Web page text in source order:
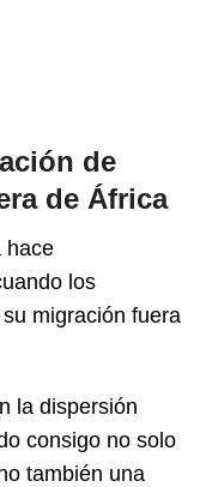
de
de África
hace
los
migración fuera
la dispersión
consigo no solo
también una